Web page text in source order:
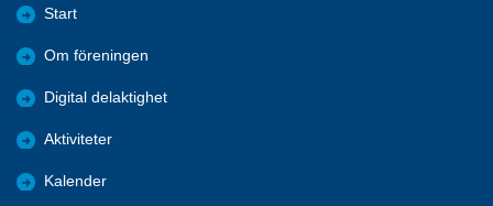
Start
Om föreningen
Digital delaktighet
Aktiviteter
Kalender